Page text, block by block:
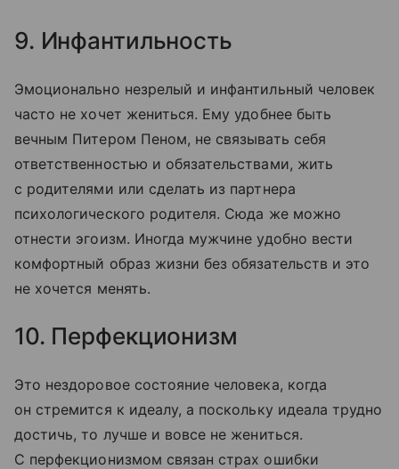
9. Инфантильность
Эмоционально незрелый и инфантильный человек
часто не хочет жениться. Ему удобнее быть
вечным Питером Пеном, не связывать себя
ответственностью и обязательствами, жить
с родителями или сделать из партнера
психологического родителя. Сюда же можно
отнести эгоизм. Иногда мужчине удобно вести
комфортный образ жизни без обязательств и это
не хочется менять.
10. Перфекционизм
Это нездоровое состояние человека, когда
он стремится к идеалу, а поскольку идеала трудно
достичь, то лучше и вовсе не жениться.
С перфекционизмом связан страх ошибки